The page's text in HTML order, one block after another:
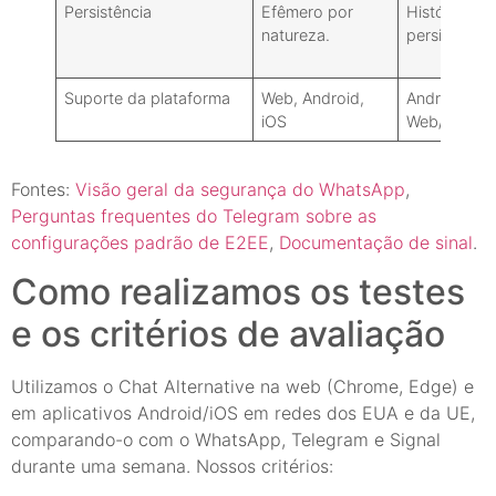
Persistência
Efêmero por
natureza.
Histórico/
persistentes
Suporte da plataforma
Web, Android,
iOS
Android,
Web/
Fontes: Visão geral da segurança do WhatsApp,
Perguntas frequentes do Telegram sobre as
configurações padrão de E2EE, Documentação de sinal.
Como realizamos os testes
e os critérios de avaliação
Utilizamos o Chat Alternative na web (Chrome, Edge) e
em aplicativos Android/iOS em redes dos EUA e da UE,
comparando-o com o WhatsApp, Telegram e Signal
durante uma semana. Nossos critérios: